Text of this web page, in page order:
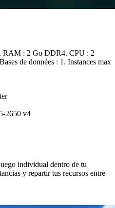
RAM : 2 Go DDR4. CPU : 2
de données : 1. Instances max
2650 v4
individual dentro de tu
y repartir tus recursos entre